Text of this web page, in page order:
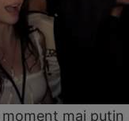
mai puțin